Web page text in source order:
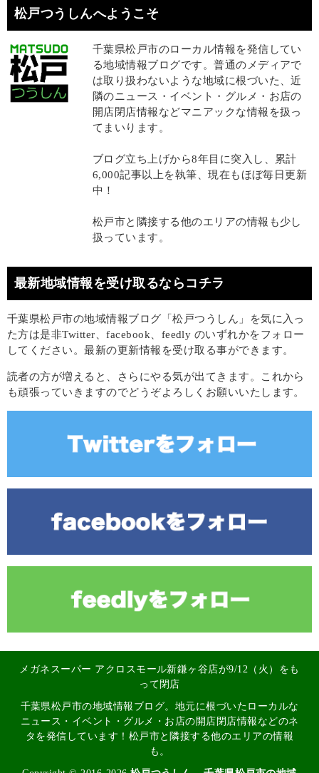
松戸つうしんへようこそ
千葉県松戸市のローカル情報を発信してい
る地域情報ブログです。普通のメディアで
は取り扱わないような地域に根づいた、近
隣のニュース・イベント・グルメ・お店の
開店閉店情報などマニアックな情報を扱っ
てまいります。
ブログ立ち上げから8年目に突入し、累計
6,000記事以上を執筆、現在もほぼ毎日更新
中！
松戸市と隣接する他のエリアの情報も少し
扱っています。
最新地域情報を受け取るならコチラ
千葉県松戸市の地域情報ブログ「松戸つうしん」を気に入っ
た方は是非Twitter、facebook、feedly のいずれかをフォロー
してください。最新の更新情報を受け取る事ができます。
読者の方が増えると、さらにやる気が出てきます。これから
も頑張っていきますのでどうぞよろしくお願いいたします。
メガネスーパー アクロスモール新鎌ヶ谷店が9/12（火）をも
って閉店
千葉県松戸市の地域情報ブログ。地元に根づいたローカルな
ニュース・イベント・グルメ・お店の開店閉店情報などのネ
タを発信しています！松戸市と隣接する他のエリアの情報
も。